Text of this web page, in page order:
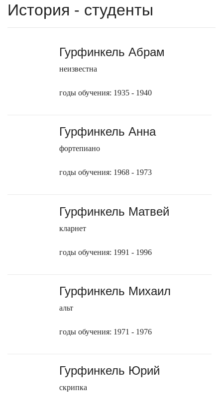
История - студенты
Гурфинкель Абрам
неизвестна
годы обучения: 1935 - 1940
Гурфинкель Анна
фортепиано
годы обучения: 1968 - 1973
Гурфинкель Матвей
кларнет
годы обучения: 1991 - 1996
Гурфинкель Михаил
альт
годы обучения: 1971 - 1976
Гурфинкель Юрий
скрипка